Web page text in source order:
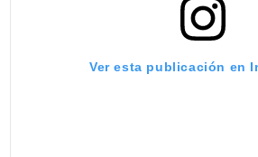
Ver esta publicación en